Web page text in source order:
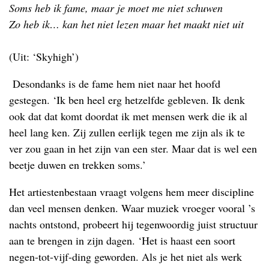
Soms heb ik fame, maar je moet me niet schuwen
Zo heb ik… kan het niet lezen maar het maakt niet uit
(Uit: ‘Skyhigh’)
Desondanks is de fame hem niet naar het hoofd
gestegen. ‘Ik ben heel erg hetzelfde gebleven. Ik denk
ook dat dat komt doordat ik met mensen werk die ik al
heel lang ken. Zij zullen eerlijk tegen me zijn als ik te
ver zou gaan in het zijn van een ster. Maar dat is wel een
beetje duwen en trekken soms.’
Het artiestenbestaan vraagt volgens hem meer discipline
dan veel mensen denken. Waar muziek vroeger vooral ’s
nachts ontstond, probeert hij tegenwoordig juist structuur
aan te brengen in zijn dagen. ‘Het is haast een soort
negen-tot-vijf-ding geworden. Als je het niet als werk